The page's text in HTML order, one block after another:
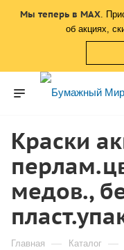
Мы теперь в MAX.
об акциях,
Краски
медов.,
Главная — Каталог —